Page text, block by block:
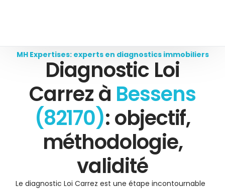
MH Expertises: experts en diagnostics immobiliers
Diagnostic Loi
Carrez à Bessens
(82170): objectif,
méthodologie,
validité
Le diagnostic Loi Carrez est une étape incontournable